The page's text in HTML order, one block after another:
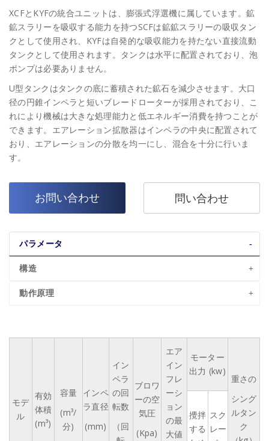
XCFとKYFの統合ユニットは、膨張式浮選機に属しています。鉱
鉱スラリーを吸収する能力を持つSCFは鉱鉱スラリーの吸収タン
クとして使用され、KYFは自発的な吸収能力を持たない直接流動
タンクとして使用されます。タンクは水平に配置されており、泡
ポンプは必要ありません。
U型タンクはタンクの底に蓄積された鉱石を減少させます。大口
径の円錐インペラと短いブレードローターが採用されており、こ
れにより機械は大きな処理能力と低エネルギー消費を持つことが
できます。エアレーション拡散器はインペラの中央に配置されて
おり、エアレーションの分散を均一にし、混合を十分に行いま
す。
お問い合わせ 問い合わせ
パラメータ
構造
動作原理
モデ
ル
有効
体積
(m³)
容量
(m³/
分)
インペ
ラ直径
(mm)
イン
ペラ
の回
転数
（回
ブロワ
ーの空
気圧
(Kpa)
エア
イン
フレ
ーシ
ョン
の最
大値
モーター
出力 (kw)
重さの
シング
ルタン
ク
攪拌
する
スク
レー